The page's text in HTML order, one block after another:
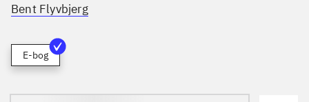
Bent Flyvbjerg
E-bog